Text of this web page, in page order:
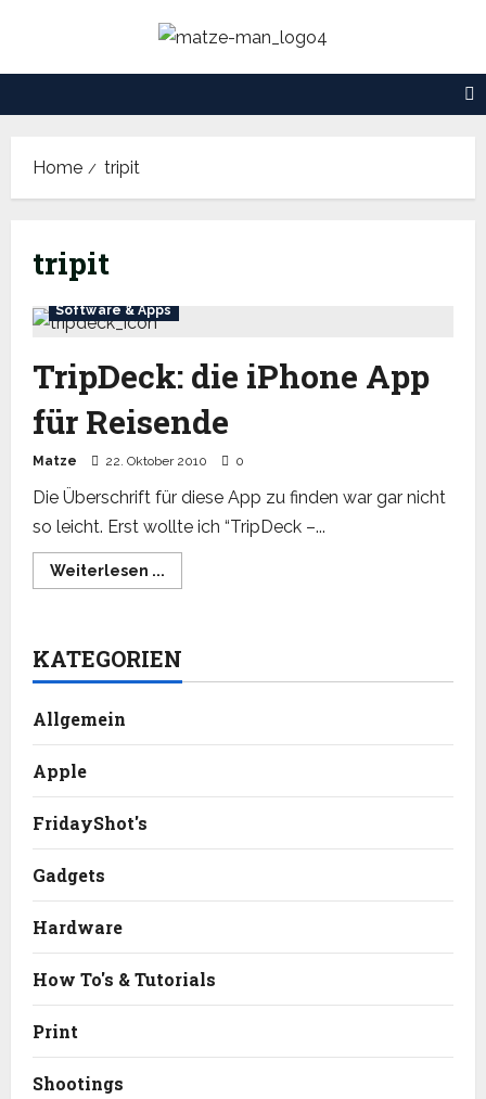
content
Home tripit
tripit
Software & Apps
TripDeck: die iPhone App
für Reisende
Matze 22. Oktober 2010 0
Die Überschrift für diese App zu finden war gar nicht
so leicht. Erst wollte ich “TripDeck –...
Weiterlesen ...
more
App
KATEGORIEN
Allgemein
Apple
FridayShot's
Gadgets
Hardware
How To's & Tutorials
Print
Shootings